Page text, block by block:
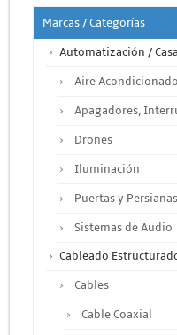
Marcas / Categorías
Automatización /
Aire Acondicionado
Apagadores,
Drones
Iluminación
Puertas y Persianas
Sistemas de Audio
Cableado
Cables
Cable Coaxial